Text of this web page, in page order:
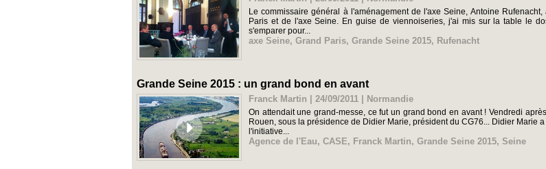
Le commissaire général à l'aménagement de l'axe Seine, Antoine
Paris et de l'axe Seine. En guise de viennoiseries, j'ai mis sur la table le
s'emparer pour...
axe Seine, Grand Paris, Grande Seine 2015, Rufenacht
Grande Seine 2015 : un grand bond en avant
Franck Martin | 24/09/2011 Normandie
On attendait une grand-messe, ce fut un grand bond en avant ! Vendredi
Rouen, sous la présidence de Didier Marie, président du CG76... Didier
l'initiative...
Agence de l'Eau, CASE, Franck Martin, Grande Seine 2015, Seine